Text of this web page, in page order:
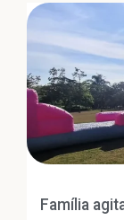
Família